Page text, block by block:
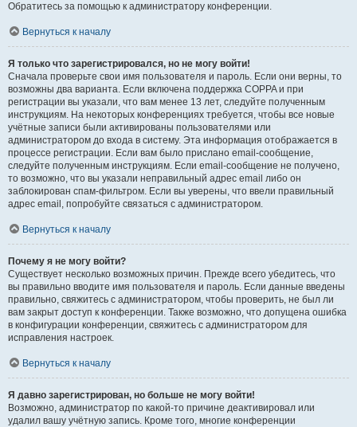
Обратитесь за помощью к администратору конференции.
Вернуться к началу
Я только что зарегистрировался, но не могу войти!
Сначала проверьте свои имя пользователя и пароль. Если они верны, то
возможны два варианта. Если включена поддержка COPPA и при
регистрации вы указали, что вам менее 13 лет, следуйте полученным
инструкциям. На некоторых конференциях требуется, чтобы все новые
учётные записи были активированы пользователями или
администратором до входа в систему. Эта информация отображается в
процессе регистрации. Если вам было прислано email-сообщение,
следуйте полученным инструкциям. Если email-сообщение не получено,
то возможно, что вы указали неправильный адрес email либо он
заблокирован спам-фильтром. Если вы уверены, что ввели правильный
адрес email, попробуйте связаться с администратором.
Вернуться к началу
Почему я не могу войти?
Существует несколько возможных причин. Прежде всего убедитесь, что
вы правильно вводите имя пользователя и пароль. Если данные введены
правильно, свяжитесь с администратором, чтобы проверить, не был ли
вам закрыт доступ к конференции. Также возможно, что допущена ошибка
в конфигурации конференции, свяжитесь с администратором для
исправления настроек.
Вернуться к началу
Я давно зарегистрирован, но больше не могу войти!
Возможно, администратор по какой-то причине деактивировал или
удалил вашу учётную запись. Кроме того, многие конференции